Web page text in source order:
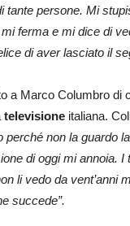
tante persone. Mi
ferma e mi dice di
di aver lasciato il
a Marco Columbro di
televisione italiana.
perché non la guardo
di oggi mi annoia. I
li vedo da vent’anni
succede”.